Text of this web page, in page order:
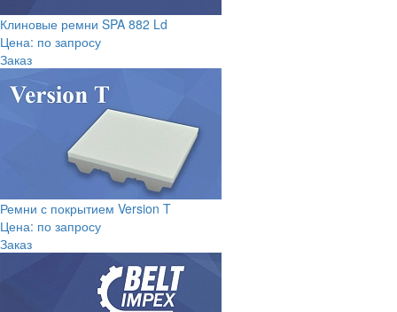
Клиновые ремни SPA 882 Ld
Цена: по запросу
Заказ
Ремни с покрытием Version T
Цена: по запросу
Заказ